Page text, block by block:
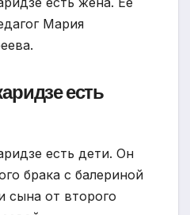
Мария
есть
есть дети. Он
брака с балериной
от второго